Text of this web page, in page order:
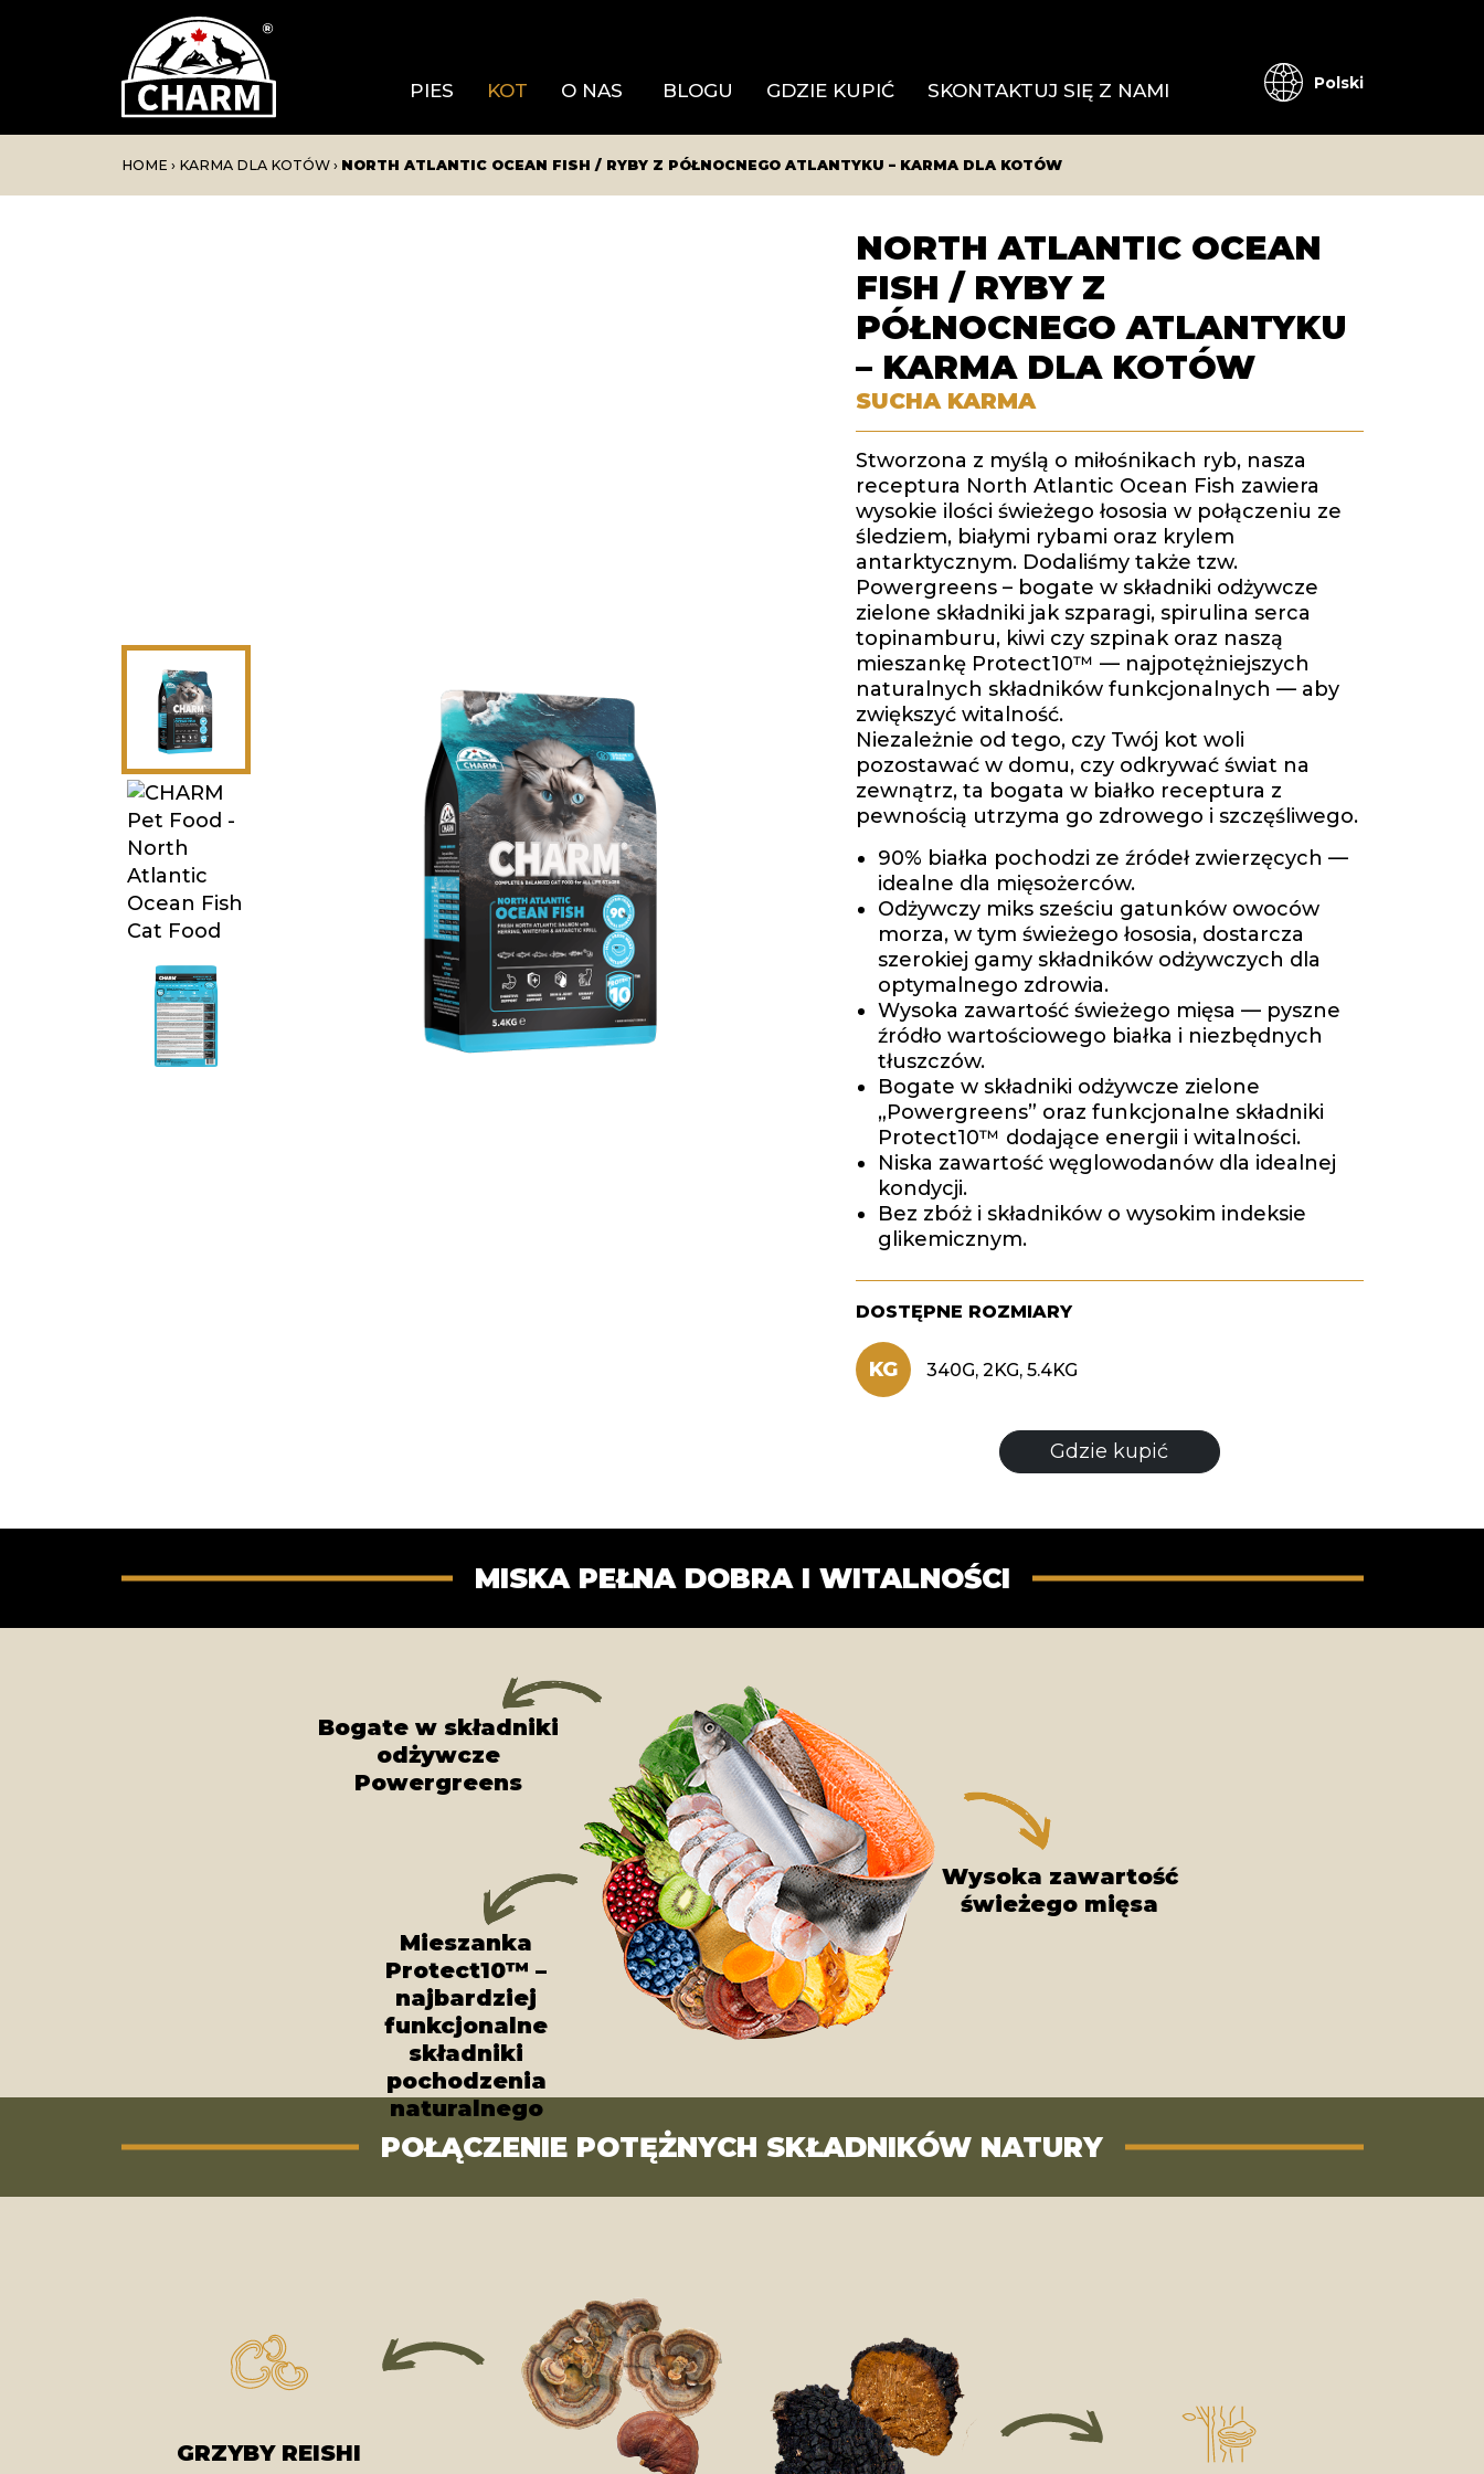
PIES KOT O NAS BLOGU GDZIE KUPIĆ SKONTAKTUJ SIĘ Z NAMI Polski
HOME › KARMA DLA KOTÓW› NORTH ATLANTIC OCEAN FISH / RYBY Z PÓŁNOCNEGO ATLANTYKU – KARMA DLA KOTÓW
NORTH ATLANTIC OCEAN
FISH / RYBY Z
PÓŁNOCNEGO ATLANTYKU
– KARMA DLA KOTÓW
SUCHA KARMA
Stworzona z myślą o miłośnikach ryb, nasza
receptura North Atlantic Ocean Fish zawiera
wysokie ilości świeżego łososia w połączeniu ze
śledziem, białymi rybami oraz krylem
antarktycznym. Dodaliśmy także tzw.
Powergreens – bogate w składniki odżywcze
zielone składniki jak szparagi, spirulina serca
topinamburu, kiwi czy szpinak oraz naszą
mieszankę Protect10™ — najpotężniejszych
naturalnych składników funkcjonalnych — aby
zwiększyć witalność.
Niezależnie od tego, czy Twój kot woli
pozostawać w domu, czy odkrywać świat na
zewnątrz, ta bogata w białko receptura z
pewnością utrzyma go zdrowego i szczęśliwego.
90% białka pochodzi ze źródeł zwierzęcych —
idealne dla mięsożerców.
Odżywczy miks sześciu gatunków owoców
morza, w tym świeżego łososia, dostarcza
szerokiej gamy składników odżywczych dla
optymalnego zdrowia.
Wysoka zawartość świeżego mięsa — pyszne
źródło wartościowego białka i niezbędnych
tłuszczów.
Bogate w składniki odżywcze zielone
„Powergreens” oraz funkcjonalne składniki
Protect10™ dodające energii i witalności.
Niska zawartość węglowodanów dla idealnej
kondycji.
Bez zbóż i składników o wysokim indeksie
glikemicznym.
DOSTĘPNE ROZMIARY
KG 340G, 2KG, 5.4KG
Gdzie kupić
MISKA PEŁNA DOBRA I WITALNOŚCI
Bogate w składniki
odżywcze
Powergreens
Wysoka zawartość
świeżego mięsa
Mieszanka
Protect10™ –
najbardziej
funkcjonalne
składniki
pochodzenia
naturalnego
POŁĄCZENIE POTĘŻNYCH SKŁADNIKÓW NATURY
GRZYBY REISHI